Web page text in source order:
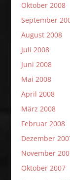
Oktober 2008
September
August 2008
Juli 2008
Juni 2008
Mai 2008
April 2008
März 2008
Februar 2008
Dezember
November
Oktober 2007